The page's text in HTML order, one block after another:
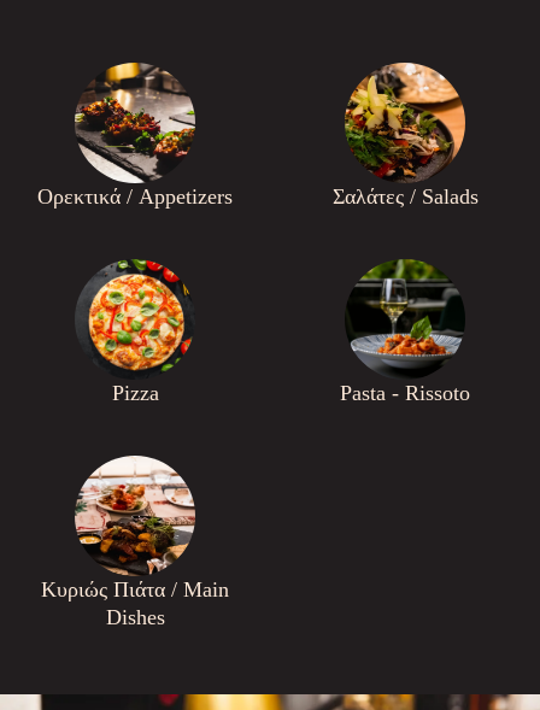
Ορεκτικά / Appetizers Σαλάτες / Salads
Pizza Pasta - Rissoto
Κυριώς Πιάτα / Main
Dishes